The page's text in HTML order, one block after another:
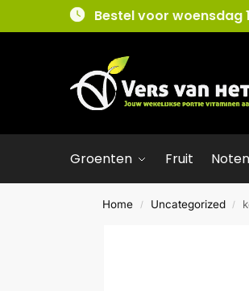
Bestel voor woensdag
Groenten Fruit
Home / Uncategorized /